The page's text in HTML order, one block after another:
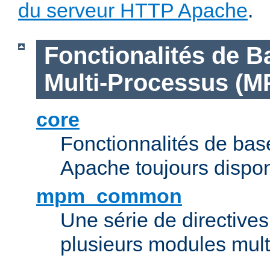
du serveur HTTP Apache.
Fonctionalités de
Multi-Processus
core
Fonctionnalités de
Apache toujours
mpm_common
Une série de
plusieurs modules